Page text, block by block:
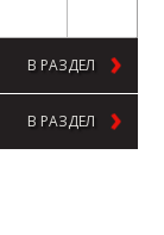
В РАЗДЕЛ
В РАЗДЕЛ